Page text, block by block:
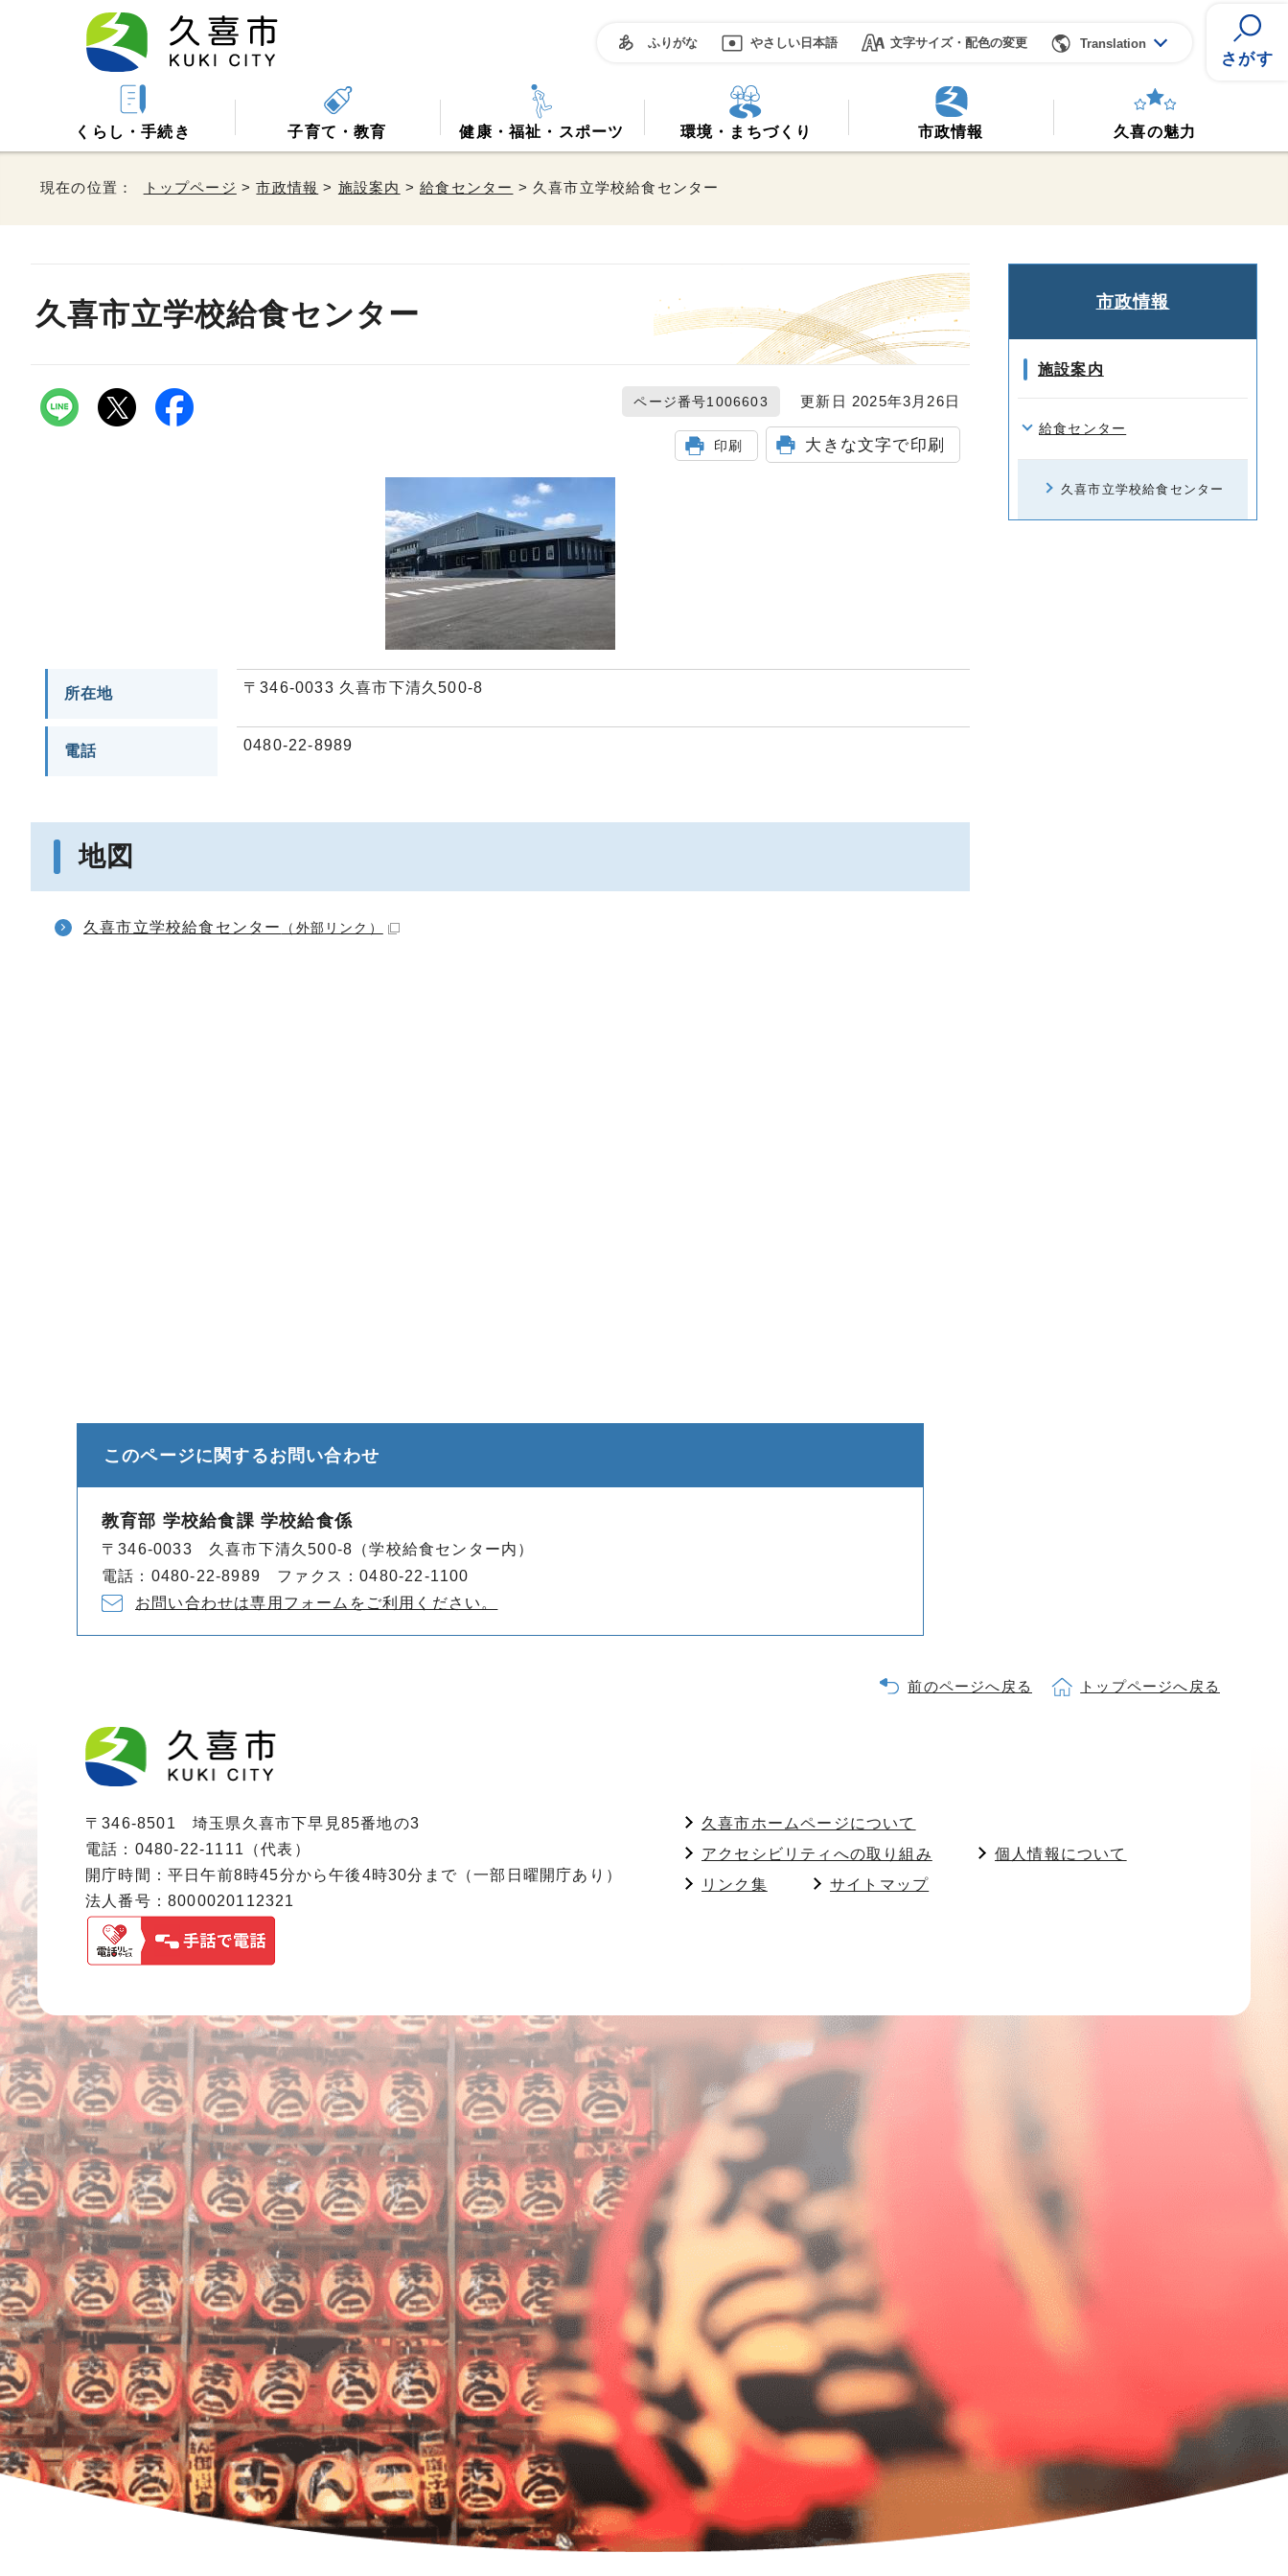
ふりがな やさしい日本語 文字サイズ・配色の変更 Translation
さがす
くらし・手続き 子育て・教育 健康・福祉・スポーツ 環境・まちづくり 市政情報 久喜の魅力
現在の位置： トップページ >市政情報 > 施設案内 >給食センター > 久喜市立学校給食センター
久喜市立学校給食センター
ページ番号1006603 更新日 2025年3月26日
印刷 大きな文字で印刷
所在地 〒346-0033 久喜市下清久500-8
電話 0480-22-8989
地図
久喜市立学校給食センター （外部リンク）
このページに関するお問い合わせ
教育部 学校給食課 学校給食係
〒346-0033 久喜市下清久500-8（学校給食センター内）
電話：0480-22-8989 ファクス：0480-22-1100
お問い合わせは専用フォームをご利用ください。
市政情報
施設案内
給食センター
久喜市立学校給食センター
前のページへ戻る トップページへ戻る
〒346-8501 埼玉県久喜市下早見85番地の3
電話：0480-22-1111（代表）
開庁時間：平日午前8時45分から午後4時30分まで（一部日曜開庁あり）
法人番号：8000020112321
久喜市ホームページについて
アクセシビリティへの取り組み
個人情報について
リンク集
サイトマップ